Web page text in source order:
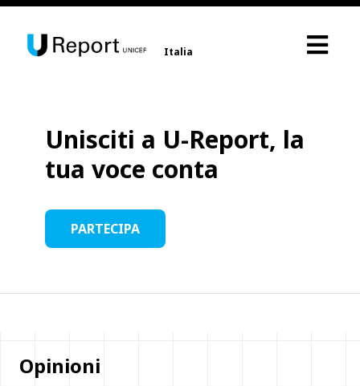
Italia
Unisciti a U-Report, la
tua voce conta
PARTECIPA
Opinioni